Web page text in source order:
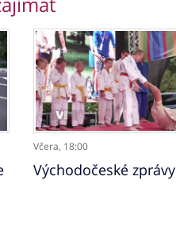
Včera, 18:00
Východočeské zprávy